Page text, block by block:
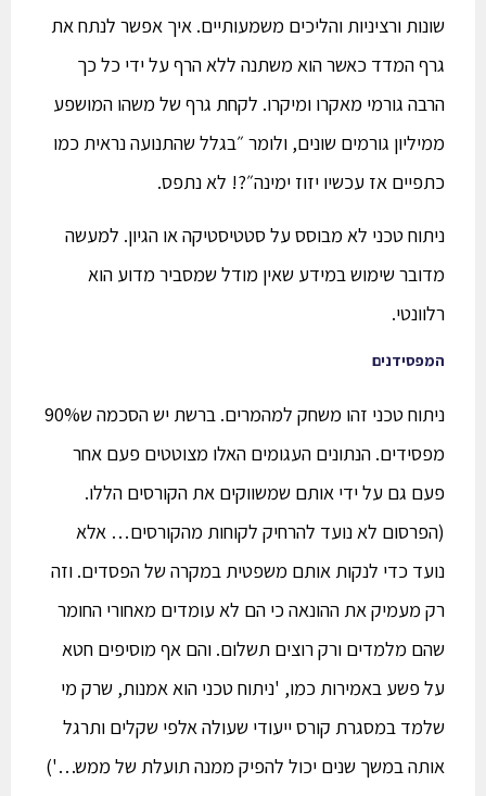
שונות ורציניות והליכים משמעותיים. איך אפשר לנתח את
גרף המדד כאשר הוא משתנה ללא הרף על ידי כל כך
הרבה גורמי מאקרו ומיקרו. לקחת גרף של משהו המושפע
ממיליון גורמים שונים, ולומר ״בגלל שהתנועה נראית כמו
כתפיים אז עכשיו יזוז ימינה״?! לא נתפס.
ניתוח טכני לא מבוסס על סטטיסטיקה או הגיון. למעשה
מדובר שימוש במידע שאין מודל שמסביר מדוע הוא
רלוונטי.
המפסידנים
ניתוח טכני זהו משחק למהמרים. ברשת יש הסכמה ש90%
מפסידים. הנתונים העגומים האלו מצוטטים פעם אחר
פעם גם על ידי אותם שמשווקים את הקורסים הללו.
(הפרסום לא נועד להרחיק לקוחות מהקורסים… אלא
נועד כדי לנקות אותם משפטית במקרה של הפסדים. וזה
רק מעמיק את ההונאה כי הם לא עומדים מאחורי החומר
שהם מלמדים ורק רוצים תשלום. והם אף מוסיפים חטא
על פשע באמירות כמו, 'ניתוח טכני הוא אמנות, שרק מי
שלמד במסגרת קורס ייעודי שעולה אלפי שקלים ותרגל
אותה במשך שנים יכול להפיק ממנה תועלת של ממש…')